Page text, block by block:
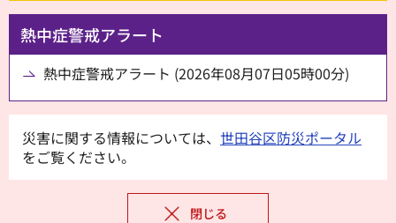
熱中症警戒アラート
熱中症警戒アラート (2026年08月07日05時00分)
災害に関する情報については、 世田谷区防災ポータル
をご覧ください。
閉じる